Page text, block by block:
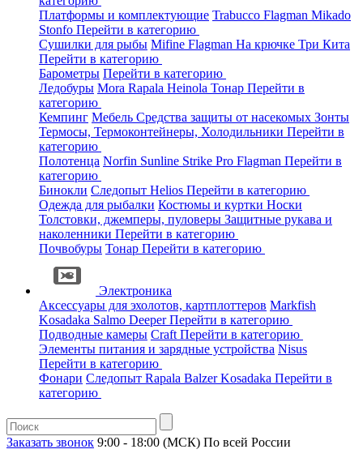
Платформы и комплектующие Trabucco Flagman Mikado
Stonfo Перейти в категорию
Сушилки для рыбы Mifine Flagman На крючке Три Кита
Перейти в категорию
Барометры Перейти в категорию
Ледобуры Mora Rapala Heinola Тонар Перейти в
категорию
Кемпинг Мебель Средства защиты от насекомых Зонты
Термосы, Термоконтейнеры, Холодильники Перейти в
категорию
Полотенца Norfin Sunline Strike Pro Flagman Перейти в
категорию
Бинокли Следопыт Helios Перейти в категорию
Одежда для рыбалки Костюмы и куртки Носки
Толстовки, джемперы, пуловеры Защитные рукава и
наколенники Перейти в категорию
Почвобуры Тонар Перейти в категорию
Электроника
Аксессуары для эхолотов, картплоттеров Markfish
Kosadaka Salmo DeeperПерейти в категорию
Подводные камеры Craft Перейти в категорию
Элементы питания и зарядные устройства Nisus
Перейти в категорию
Фонари Следопыт Rapala BalzerKosadaka Перейти в
категорию
Заказать звонок 9:00 - 18:00 (МСК) По всей России